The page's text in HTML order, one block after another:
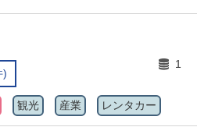
)
1
観光 産業 レンタカー